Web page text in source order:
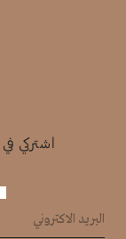
اشتركي في